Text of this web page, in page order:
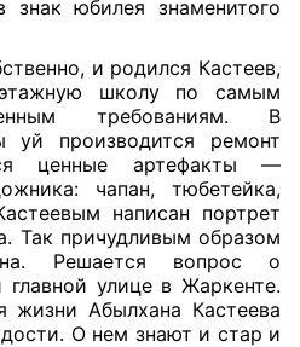
знак юбилея знаменитого
и родился Кастеев,
школу по самым
требованиям. В
уй производится ремонт
ценные артефакты —
чапан, тюбетейка,
написан портрет
Так причудливым образом
Решается вопрос о
улице в Жаркенте.
жизни Абылхана Кастеева
О нем знают и стар и